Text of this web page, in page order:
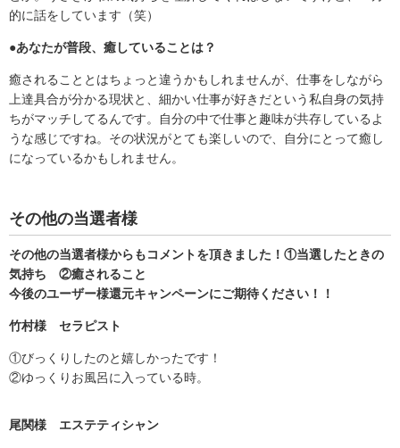
的に話をしています（笑）
●あなたが普段、癒していることは？
癒されることとはちょっと違うかもしれませんが、仕事をしながら
上達具合が分かる現状と、細かい仕事が好きだという私自身の気持
ちがマッチしてるんです。自分の中で仕事と趣味が共存しているよ
うな感じですね。その状況がとても楽しいので、自分にとって癒し
になっているかもしれません。
その他の当選者様
その他の当選者様からもコメントを頂きました！①当選したときの
気持ち ②癒されること
今後のユーザー様還元キャンペーンにご期待ください！！
竹村様 セラピスト
①びっくりしたのと嬉しかったです！
②ゆっくりお風呂に入っている時。
尾関様 エステティシャン